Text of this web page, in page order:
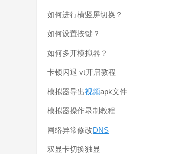
如何进行横竖屏切换？
如何设置按键？
如何多开模拟器？
卡顿闪退 vt开启教程
模拟器导出视频apk文件
模拟器操作录制教程
网络异常修改DNS
双显卡切换独显